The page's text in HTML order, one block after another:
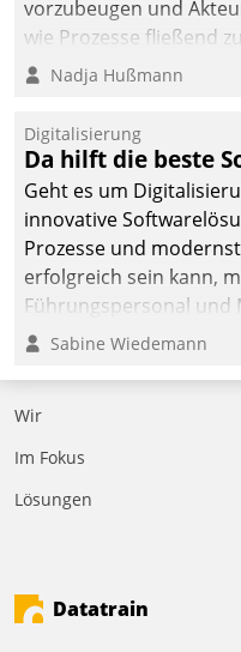
vorzubeugen und
wie Prozesse fließend zu
vernetzen, nutzt die
Jahresbeginn eine
Überblick, Einsicht und
Eingriff bietende
Zur Entwicklung setzte
man auf
Cloudtechnologie,
bewährte und Startup-
agile Projektmethoden.
Nadja Hußmann
Digitalisierung
Da hilft die beste
Geht es um
innovative
Prozesse und
erfolgreich sein kann,
Führungspersonal und
verändern und
Sabine Wiedemann
Wir
Im Fokus
Lösungen
Datatrain